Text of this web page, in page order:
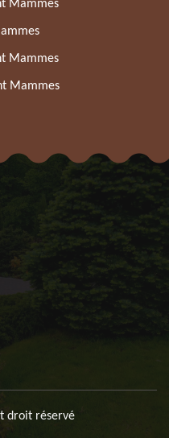
Mammes
Mammes
Mammes
droit réservé